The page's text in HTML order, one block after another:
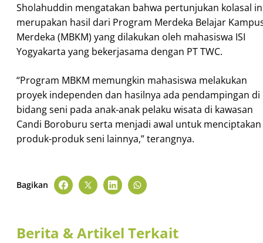
Sholahuddin mengatakan bahwa pertunjukan kolasal
merupakan hasil dari Program Merdeka Belajar
Merdeka (MBKM) yang dilakukan oleh mahasiswa ISI
Yogyakarta yang bekerjasama dengan PT TWC.
“Program MBKM memungkin mahasiswa melakukan
proyek independen dan hasilnya ada pendampingan di
bidang seni pada anak-anak pelaku wisata di kawasan
Candi Boroburu serta menjadi awal untuk menciptakan
produk-produk seni lainnya,” terangnya.
Bagikan
Berita & Artikel Terkait